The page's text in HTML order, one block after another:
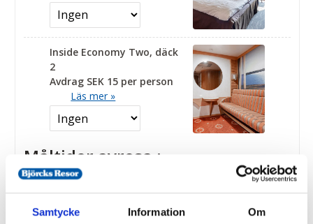
Samtycke Information Om
Inside Economy Two, däck
2
Avdrag SEK 15 per person
Läs mer »
Måltider avresa :
Ostronpaket samt
bordsreservation i